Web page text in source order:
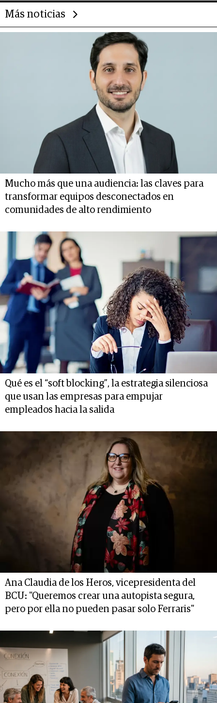
Más noticias
Mucho más que una audiencia: las claves para
transformar equipos desconectados en
comunidades de alto rendimiento
Qué es el “soft blocking”, la estrategia silenciosa
que usan las empresas para empujar
empleados hacia la salida
Ana Claudia de los Heros, vicepresidenta del
BCU: "Queremos crear una autopista segura,
pero por ella no pueden pasar solo Ferraris"